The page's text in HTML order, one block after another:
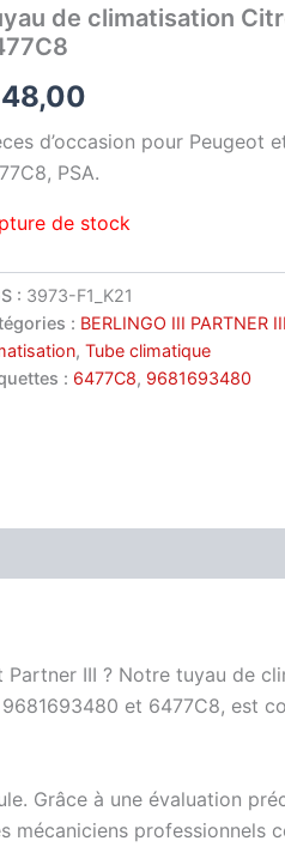
de climatisation
48,00
d’occasion pour Peugeot
PSA.
de stock
: 3973-F1_K21
: BERLINGO III PARTNER III
, Tube climatique
: 6477C8, 9681693480
III ? Notre tuyau de
et 6477C8, est
Grâce à une évaluation
professionnels